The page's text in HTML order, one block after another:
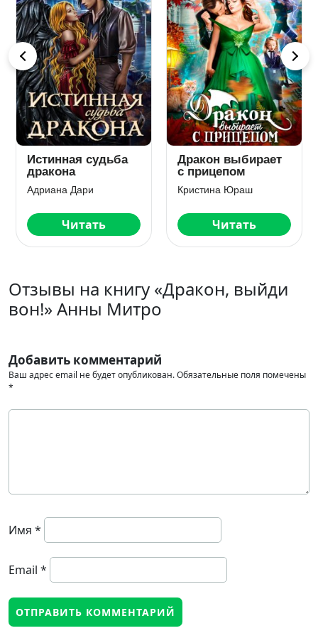
Истинная судьба
дракона
Адриана Дари
Читать
Дракон выбирает
с прицепом
Кристина Юраш
Читать
Отзывы на книгу «Дракон, выйди
вон!» Анны Митро
Добавить комментарий
Ваш адрес email не будет опубликован.Обязательные поля помечены
*
Имя *
Email *